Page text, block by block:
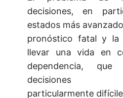
decisiones, en
estados más
pronóstico fatal y la
llevar una vida en
dependencia,
decisiones
particularmente